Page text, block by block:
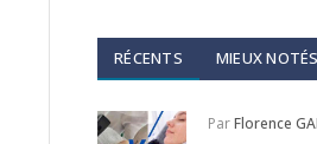
RÉCENTS MIEUX NOTÉS
ParFlorence